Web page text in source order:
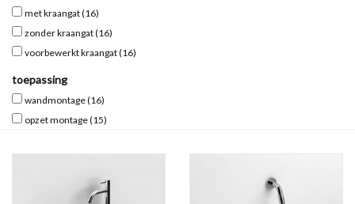
Merken
met kraangat(16)
zonder kraangat(16)
voorbewerkt kraangat(16)
toepassing
wandmontage(16)
opzet montage(15)